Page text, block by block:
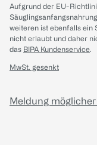
Aufgrund der EU-
weiteren ist ebenfalls ein
nicht erlaubt und daher
das BIPA Kundenservice.
MwSt. gesenkt
Meldung